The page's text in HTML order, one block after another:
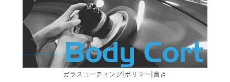
ガラスコーティング|ポリマー|磨き